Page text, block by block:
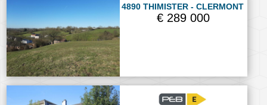
4890 THIMISTER - CLERMONT
€ 289 000